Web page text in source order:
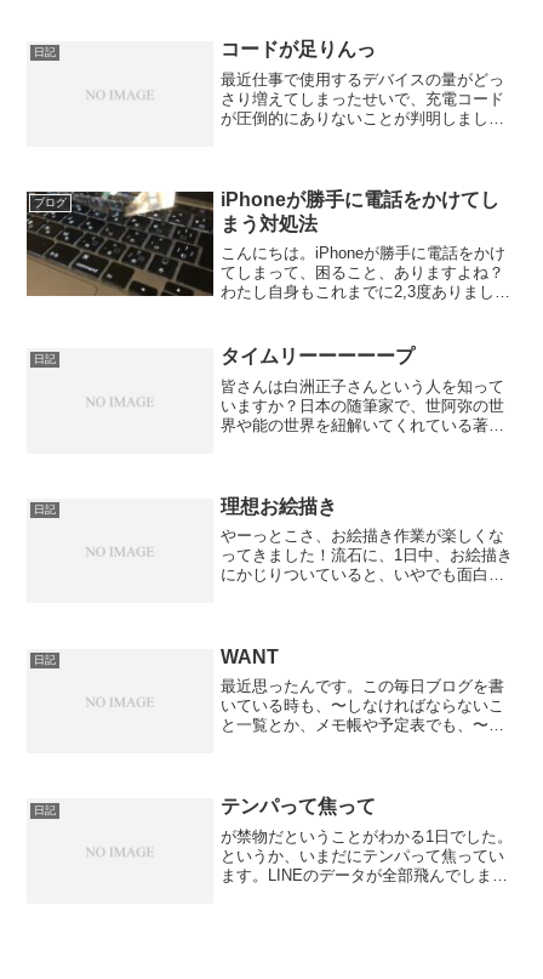
日記 コードが足りんっ
最近仕事で使用するデバイスの量がどっ
さり増えてしまったせいで、充電コード
が圧倒的にありないことが判明しまし
なくなりそうで、何より供給...
ブログ
iPhoneが勝手に電話をかけてし
まう対処法
こんにちは。iPhoneが勝手に電話をかけ
てしまって、困ること、ありますよね？
わたし自身もこれまでに2,3度ありまし
す。しかし、遂に、会社の先輩に勝手に
かけてしまったので...
日記 タイムリーーーーープ
皆さんは白洲正子さんという人を知って
いますか？日本の随筆家で、世阿弥の世
界や能の世界を紐解いてくれている著名
文言があるそうです。わたし...
日記 理想お絵描き
やーっとこさ、お絵描き作業が楽しくな
ってきました！流石に、1日中、お絵描き
にかじりついていると、いやでも面白く
だまだ相当時間が必要だ...
日記 WANT
最近思ったんです。この毎日ブログを書
いている時も、〜しなければならないこ
と一覧とか、メモ帳や予定表でも、〜し
思っちゃいます。正直、今の...
日記 テンパって焦って
が禁物だということがわかる1日でした。
というか、いまだにテンパって焦ってい
ます。LINEのデータが全部飛んでしまい